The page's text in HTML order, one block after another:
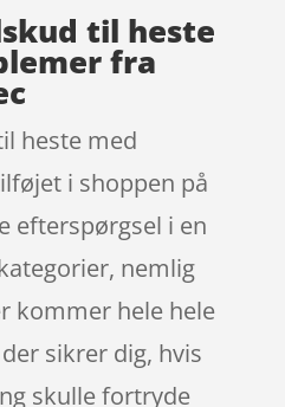
til heste
fra
heste med
i shoppen på
efterspørgsel i en
nemlig
kommer hele hele
sikrer dig, hvis
skulle fortryde